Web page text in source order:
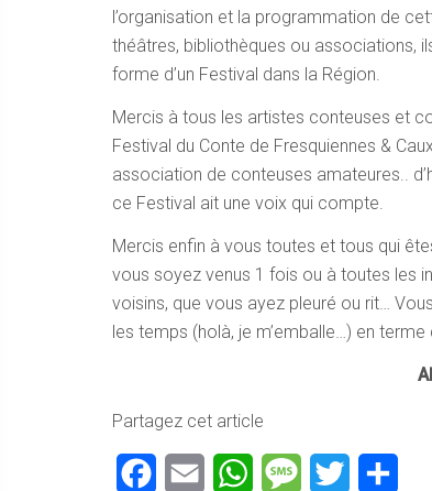
l’organisation et la programmation de
théâtres, bibliothèques ou associations,
forme d’un Festival dans la Région.
Mercis à tous les artistes conteuses et
Festival du Conte de Fresquiennes &
association de conteuses amateures..
ce Festival ait une voix qui compte.
Mercis enfin à vous toutes et tous qui
vous soyez venus 1 fois ou à toutes les
voisins, que vous ayez pleuré ou rit…
les temps (holà, je m’emballe…) en
Partagez cet article
Facebook
Email WhatsAppMessageTwitter